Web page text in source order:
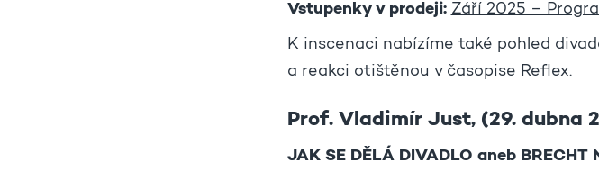
Vstupenky v prodeji: Září 2025 –
K inscenaci nabízíme také pohled
a reakci otištěnou v časopise Reflex.
Prof. Vladimír Just, (29. dubna
JAK SE DĚLÁ DIVADLO aneb BRECHT